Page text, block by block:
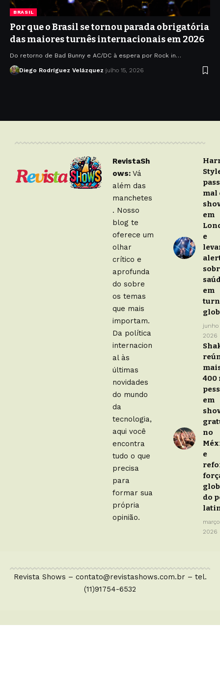
BRASIL
Por que o Brasil se tornou parada obrigatória
das maiores turnês internacionais em 2026
Do retorno de Bad Bunny e AC/DC à espera por Rock in…
Diego Rodríguez Velázquez julho 15, 2026
RevistaSh
ows:Vá
além das
manchetes
. Nosso
blog te
oferece um
olhar
crítico e
aprofunda
do sobre
os temas
que mais
importam.
Da política
internacion
al às
últimas
novidades
do mundo
da
tecnologia,
aqui você
encontra
tudo o que
precisa
para
formar sua
própria
opinião.
mal
em
e
em
junho
2026
400
em
no
e
do
2026
Revista Shows – contato@revistashows.com.br – tel.
(11)91754-6532